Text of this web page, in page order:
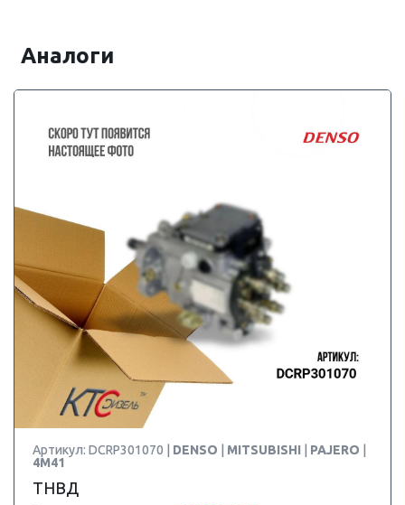
Аналоги
Артикул: DCRP301070 | DENSO MITSUBISHI PAJERO
4M41
ТНВД